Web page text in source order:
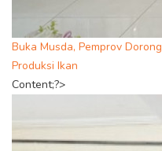
Buka Musda, Pemprov
Produksi Ikan
Content;?>